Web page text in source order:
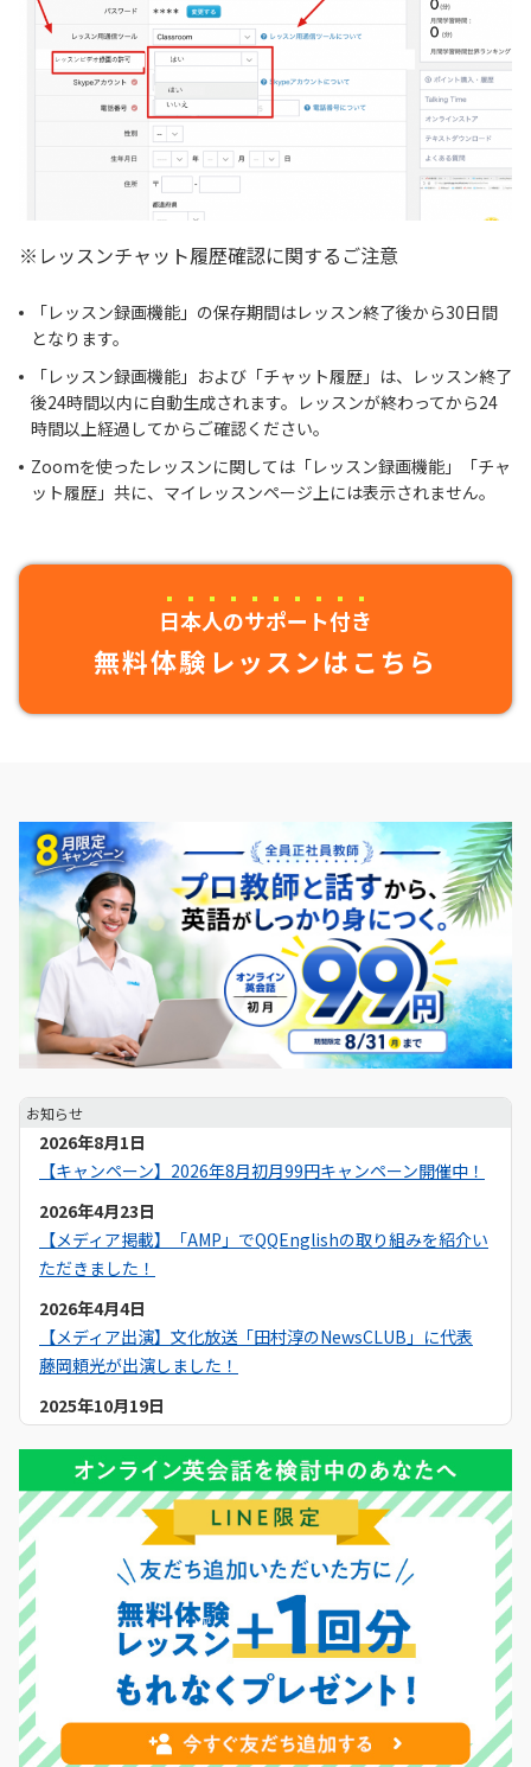
※レッスンチャット履歴確認に関するご注意
「レッスン録画機能」の保存期間はレッスン終了後から30日間
となります。
「レッスン録画機能」および「チャット履歴」は、レッスン終了
後24時間以内に自動生成されます。レッスンが終わってから24
時間以上経過してからご確認ください。
Zoomを使ったレッスンに関しては「レッスン録画機能」「チャ
ット履歴」共に、マイレッスンページ上には表示されません。
日本人のサポート付き
無料体験レッスンはこちら
お知らせ
2026年8月1日
【キャンペーン】2026年8月初月99円キャンペーン開催中！
2026年4月23日
【メディア掲載】「AMP」でQQEnglishの取り組みを紹介い
ただきました！
2026年4月4日
【メディア出演】文化放送「田村淳のNewsCLUB」に代表
藤岡頼光が出演しました！
2025年10月19日
について紹介いただきました！
2025年9月19日
【メディア掲載】NNA ASIAでQQEnglishのセブ島留学につ
いて紹介いただきました！
2025年9月6日
【メディア掲載】日本経済新聞でQQEnglishのセブ島留学に
ついて紹介いただきました！
2025年9月1日
【キャンペーン】2025年9月初月0円キャンペーン開催中！